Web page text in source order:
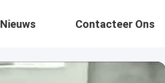
Nieuws Contacteer Ons